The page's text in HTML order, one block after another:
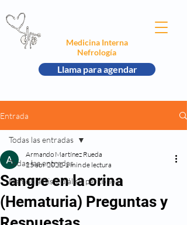
Medicina Interna
Nefrología
Llama para agendar
Entrada
Todas las entradas
Hemodiálisis y diálisis peritoneal
Todas las entradas
Sangre en la orina
(Hematuria) Preguntas y
Armando Martínez Rueda
25 abr 2022 1 min de lectura